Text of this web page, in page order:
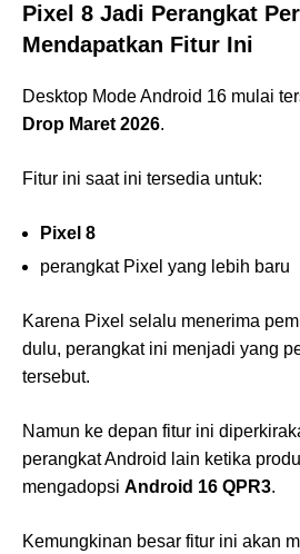
Pixel 8 Jadi Perangkat
Mendapatkan Fitur Ini
Desktop Mode Android 16 mulai
Drop Maret 2026.
Fitur ini saat ini tersedia untuk:
Pixel 8
perangkat Pixel yang lebih baru
Karena Pixel selalu menerima
dulu, perangkat ini menjadi yang
tersebut.
Namun ke depan fitur ini
perangkat Android lain ketika
mengadopsi Android 16 QPR3.
Kemungkinan besar fitur ini akan